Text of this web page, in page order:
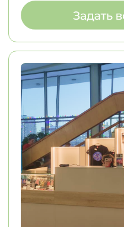
С НАМИ
ПРЕВРАЩАЕМ
ПРОЦЕССЫ В
ПОЧЕМУ
Решаем задачи любой
в том числе проблемы,
с узкими нишами
ИНДИВИДУАЛЬНЫЙ
ПОДХОД